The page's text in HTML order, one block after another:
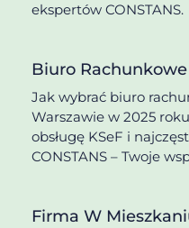
ekspertów CONSTANS.
Biuro
Jak wybrać biuro
Warszawie w 2025
obsługę KSeF i
CONSTANS – Twoje
Firma W